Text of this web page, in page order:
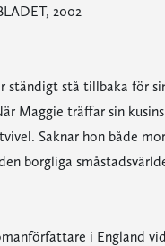
2002
ständigt stå tillbaka för
Maggie träffar sin
Saknar hon både
borgliga
i England